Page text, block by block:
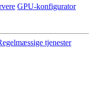
GPU-konfigurator
tjenester